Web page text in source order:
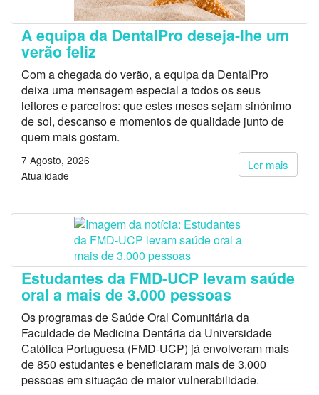
A equipa da DentalPro deseja-lhe um
verão feliz
Com a chegada do verão, a equipa da DentalPro
deixa uma mensagem especial a todos os seus
leitores e parceiros: que estes meses sejam sinónimo
de sol, descanso e momentos de qualidade junto de
quem mais gostam.
Ler mais
7 Agosto, 2026
Atualidade
Estudantes da FMD-UCP levam saúde
oral a mais de 3.000 pessoas
Os programas de Saúde Oral Comunitária da
Faculdade de Medicina Dentária da Universidade
Católica Portuguesa (FMD-UCP) já envolveram mais
de 850 estudantes e beneficiaram mais de 3.000
pessoas em situação de maior vulnerabilidade.